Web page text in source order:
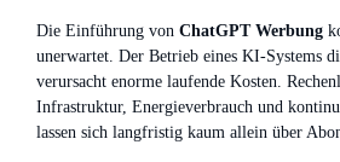
Die Einführung von ChatGPT Werbung
unerwartet. Der Betrieb eines KI-Systems
verursacht enorme laufende Kosten.
Infrastruktur, Energieverbrauch und
lassen sich langfristig kaum allein über